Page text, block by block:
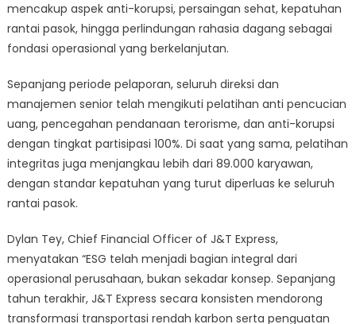
mencakup aspek anti-korupsi, persaingan sehat, kepatuhan
rantai pasok, hingga perlindungan rahasia dagang sebagai
fondasi operasional yang berkelanjutan.
Sepanjang periode pelaporan, seluruh direksi dan
manajemen senior telah mengikuti pelatihan anti pencucian
uang, pencegahan pendanaan terorisme, dan anti-korupsi
dengan tingkat partisipasi 100%. Di saat yang sama, pelatihan
integritas juga menjangkau lebih dari 89.000 karyawan,
dengan standar kepatuhan yang turut diperluas ke seluruh
rantai pasok.
Dylan Tey, Chief Financial Officer of J&T Express,
menyatakan “ESG telah menjadi bagian integral dari
operasional perusahaan, bukan sekadar konsep. Sepanjang
tahun terakhir, J&T Express secara konsisten mendorong
transformasi transportasi rendah karbon serta penguatan